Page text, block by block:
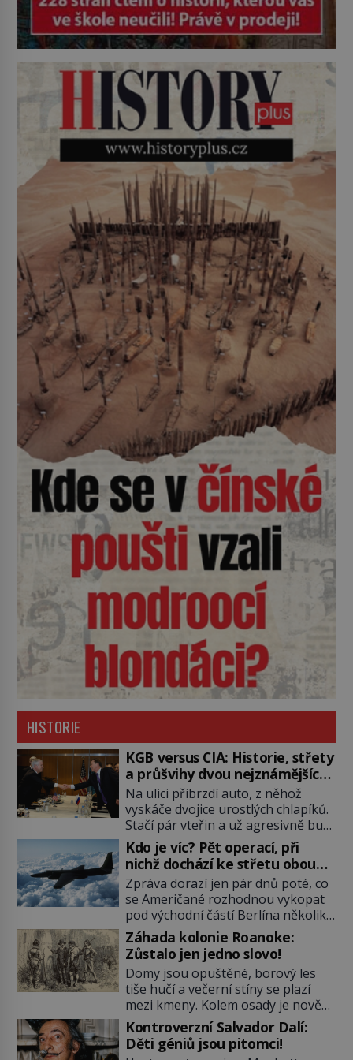
HISTORIE
KGB versus CIA: Historie, střety
a průšvihy dvou nejznámějších
tajných služeb historie
Na ulici přibrzdí auto, z něhož
vyskáče dvojice urostlých chlapíků.
Stačí pár vteřin a už agresivně buší
na dveře. O další okamžik později
vlečou nebožáka do auta, a pak už
ho nikdy nikdo nespatří. Dostal se
totiž do rukou všemocné KGB. Jako
sourozenci, kteří si nemohou přijít
na jméno. Neustále se předhání v
plánování sabotáží, […]
Kdo je víc? Pět operací, při
nichž dochází ke střetu obou
tajných služeb
Zpráva dorazí jen pár dnů poté, co
se Američané rozhodnou vykopat
pod východní částí Berlína několik
stovek metrů dlouhý tunel. Sověti
na sobě nenechají nic znát a
nechají nepřítele, aby si myslel, že
je přechytračil. Cennou informaci
jim dodá jeden z agentů. Oba
tábory jsou zvyklé působit v pozadí
a podle situace tlačit, jak oni […]
Záhada kolonie Roanoke:
Zůstalo jen jedno slovo!
Domy jsou opuštěné, borový les
tiše hučí a večerní stíny se plazí
mezi kmeny. Kolem osady je nově
postavená palisáda, ale ani to
nejspíš nedokáže osadníky
zachránit. Muži, ženy, děti – všichni
Kontroverzní Salvador Dalí:
Děti géniů jsou pitomci!